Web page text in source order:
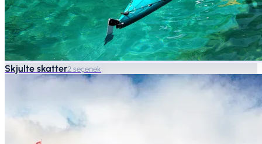
Skjulte skatter2 seçenek